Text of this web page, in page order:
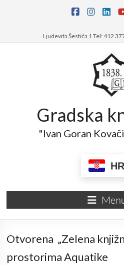
Ljudevita Šestića 1 Tel: 412
Gradska
"Ivan Goran
HR
Otvorena „Zelena
prostorima Aquatike